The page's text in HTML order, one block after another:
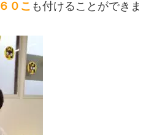
６０こ も付けることができ